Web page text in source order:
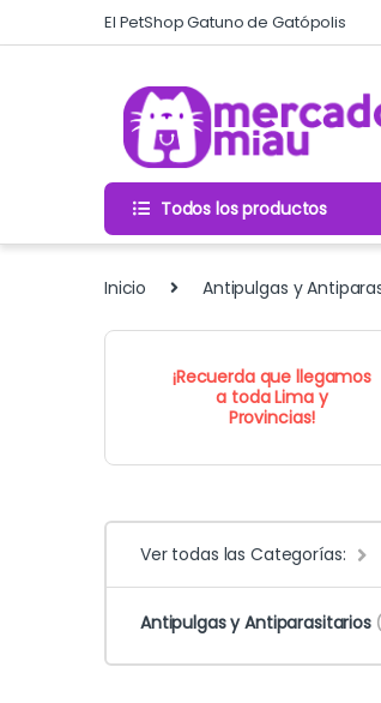
Skip to navigation
Skip to contentEl PetShop Gatuno de Gatópolis
Todos los productos
Inicio Antipulgas y
¡Recuerda que llegamos
a toda Lima y
Provincias!
Ver todas las Categorías:
Antipulgas y Antiparasitarios